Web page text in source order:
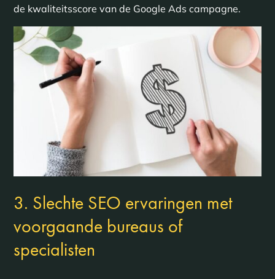
de kwaliteitsscore van de Google Ads campagne.
3. Slechte SEO ervaringen met
voorgaande bureaus of
specialisten